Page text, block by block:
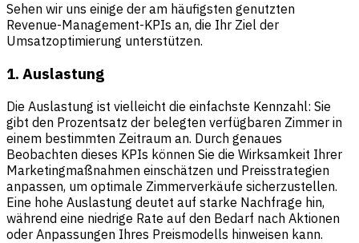
Sehen wir uns einige der am häufigsten genutzten
Revenue-Management-KPIs an, die Ihr Ziel der
Umsatzoptimierung unterstützen.
1. Auslastung
Die Auslastung ist vielleicht die einfachste Kennzahl: Sie
gibt den Prozentsatz der belegten verfügbaren Zimmer in
einem bestimmten Zeitraum an. Durch genaues
Beobachten dieses KPIs können Sie die Wirksamkeit Ihrer
Marketingmaßnahmen einschätzen und Preisstrategien
anpassen, um optimale Zimmerverkäufe sicherzustellen.
Eine hohe Auslastung deutet auf starke Nachfrage hin,
während eine niedrige Rate auf den Bedarf nach Aktionen
oder Anpassungen Ihres Preismodells hinweisen kann.